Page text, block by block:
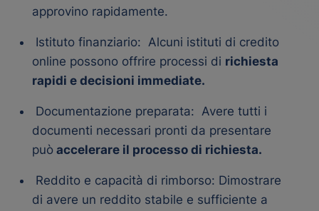
approvino rapidamente.
Istituto finanziario: Alcuni istituti di credito
online possono offrire processi di richiesta
rapidi e decisioni immediate.
Documentazione preparata: Avere tutti i
documenti necessari pronti da presentare
può accelerare il processo di richiesta.
Reddito e capacità di rimborso: Dimostrare
di avere un reddito stabile e sufficiente a